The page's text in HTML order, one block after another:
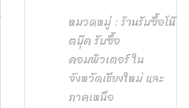
หมวดหมู่ : ร้านรับซื้อโน๊
ตบุ๊ค รับซื้อ
คอมพิวเตอร์ ใน
จังหวัดเชียงใหม่ และ
ภาคเหนือ